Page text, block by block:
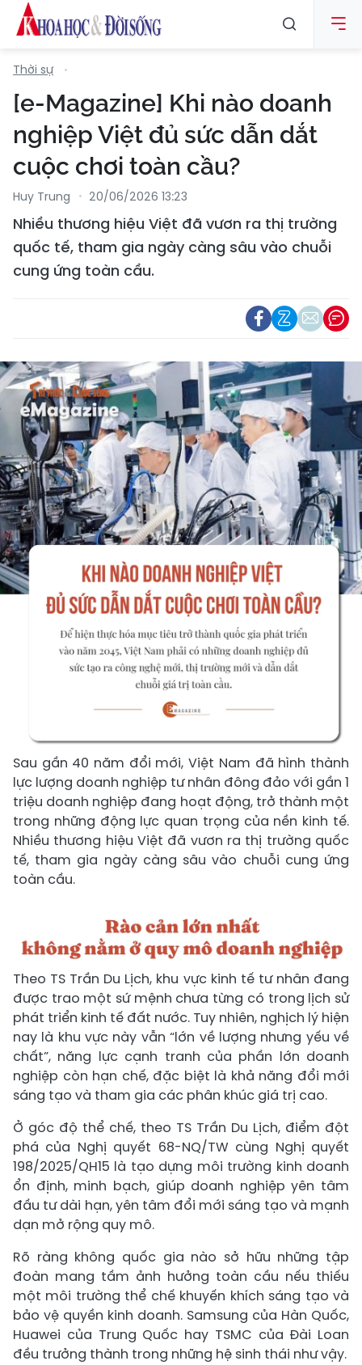
Thời sự
[e-Magazine] Khi nào doanh
nghiệp Việt đủ sức dẫn dắt
cuộc chơi toàn cầu?
Huy Trung 20/06/2026 13:23
Nhiều thương hiệu Việt đã vươn ra thị trường
quốc tế, tham gia ngày càng sâu vào chuỗi
cung ứng toàn cầu.
Sau gần 40 năm đổi mới, Việt Nam đã hình thành
lực lượng doanh nghiệp tư nhân đông đảo với gần 1
triệu doanh nghiệp đang hoạt động, trở thành một
trong những động lực quan trọng của nền kinh tế.
Nhiều thương hiệu Việt đã vươn ra thị trường quốc
tế, tham gia ngày càng sâu vào chuỗi cung ứng
toàn cầu.
Theo TS Trần Du Lịch, khu vực kinh tế tư nhân đang
được trao một sứ mệnh chưa từng có trong lịch sử
phát triển kinh tế đất nước. Tuy nhiên, nghịch lý hiện
nay là khu vực này vẫn “lớn về lượng nhưng yếu về
chất”, năng lực cạnh tranh của phần lớn doanh
nghiệp còn hạn chế, đặc biệt là khả năng đổi mới
sáng tạo và tham gia các phân khúc giá trị cao.
Ở góc độ thể chế, theo TS Trần Du Lịch, điểm đột
phá của Nghị quyết 68-NQ/TW cùng Nghị quyết
198/2025/QH15 là tạo dựng môi trường kinh doanh
ổn định, minh bạch, giúp doanh nghiệp yên tâm
đầu tư dài hạn, yên tâm đổi mới sáng tạo và mạnh
dạn mở rộng quy mô.
Rõ ràng không quốc gia nào sở hữu những tập
đoàn mang tầm ảnh hưởng toàn cầu nếu thiếu
một môi trường thể chế khuyến khích sáng tạo và
bảo vệ quyền kinh doanh. Samsung của Hàn Quốc,
Huawei của Trung Quốc hay TSMC của Đài Loan
đều trưởng thành trong những hệ sinh thái như vậy.